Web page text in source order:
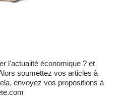
l'actualité économique ? et
soumettez vos articles à
envoyez vos propositions à